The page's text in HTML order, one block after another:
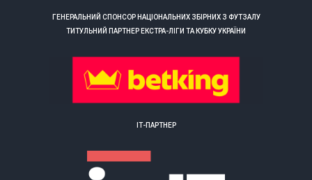
ГЕНЕРАЛЬНИЙ СПОНСОР НАЦІОНАЛЬНИХ ЗБІРНИХ З ФУТЗАЛУ
ТИТУЛЬНИЙ ПАРТНЕР ЕКСТРА-ЛІГИ ТА КУБКУ УКРАЇНИ
ІТ-ПАРТНЕР